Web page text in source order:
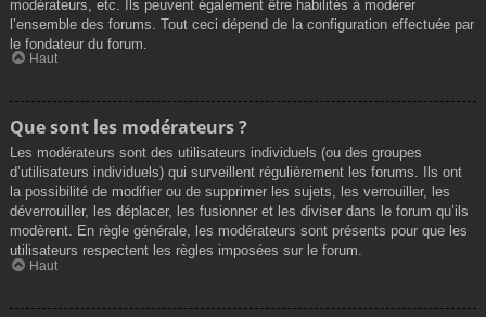
modérateurs, etc. Ils peuvent également être habilités à modérer
l’ensemble des forums. Tout ceci dépend de la configuration effectuée par
le fondateur du forum.
Haut
Que sont les modérateurs ?
Les modérateurs sont des utilisateurs individuels (ou des groupes
d’utilisateurs individuels) qui surveillent régulièrement les forums. Ils ont
la possibilité de modifier ou de supprimer les sujets, les verrouiller, les
déverrouiller, les déplacer, les fusionner et les diviser dans le forum qu’ils
modèrent. En règle générale, les modérateurs sont présents pour que les
utilisateurs respectent les règles imposées sur le forum.
Haut